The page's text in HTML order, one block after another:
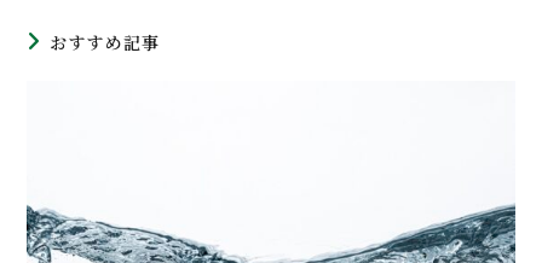
おすすめ記事